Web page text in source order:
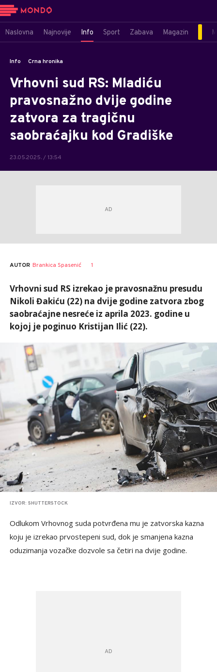
Naslovna Najnovije Info Sport Zabava Magazin
Info Crna hronika
Vrhovni sud RS: Mladiću
pravosnažno dvije godine
zatvora za tragičnu
saobraćajku kod Gradiške
23.05.2025. / 13:54
AUTOR Brankica Spasenić 1
Vrhovni sud RS izrekao je pravosnažnu presudu
Nikoli Đakiću (22) na dvije godine zatvora zbog
saobraćajne nesreće iz aprila 2023. godine u
kojoj je poginuo Kristijan Ilić (22).
IZVOR: SHUTTERSTOCK
Odlukom Vrhovnog suda potvrđena mu je zatvorska kazna
koju je izrekao prvostepeni sud, dok je smanjena kazna
oduzimanja vozačke dozvole sa četiri na dvije godine.